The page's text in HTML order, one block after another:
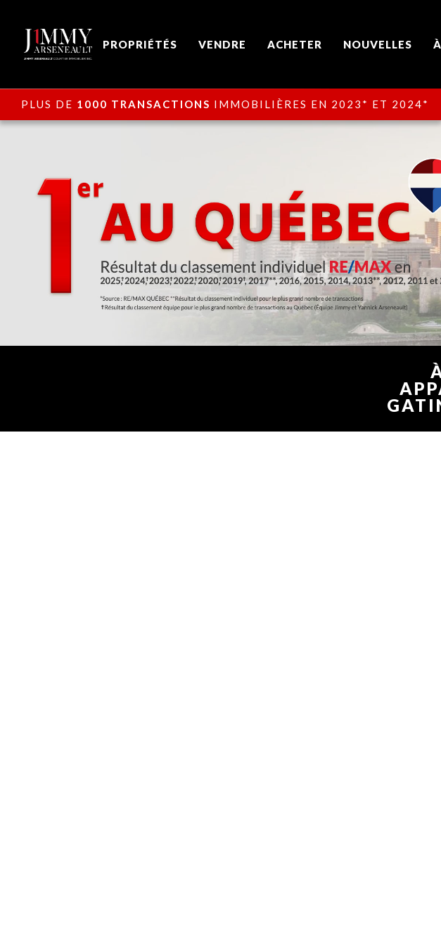
PROPRIÉTÉS VENDRE ACHETER NOUVELLES
PLUS DE 1000 TRANSACTIONS IMMOBILIÈRES EN 2023* ET 2024*